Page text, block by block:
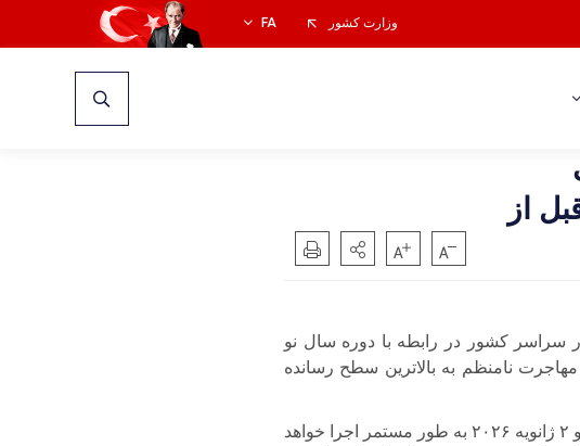
وزارت کشور FA
از
سراسر کشور در رابطه با دوره سال نو
مهاجرت نامنظم به بالاترین سطح رسانده
و ۲ ژانویه ۲۰۲۶ به طور مستمر اجرا خواهد